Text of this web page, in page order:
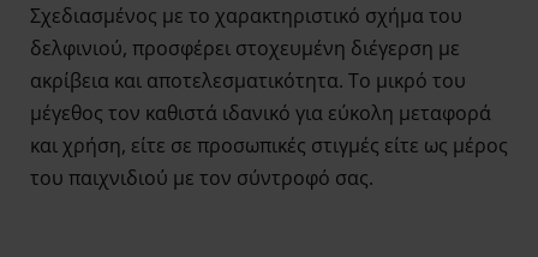
Σχεδιασμένος με το χαρακτηριστικό σχήμα του
δελφινιού, προσφέρει στοχευμένη διέγερση με
ακρίβεια και αποτελεσματικότητα. Το μικρό του
μέγεθος τον καθιστά ιδανικό για εύκολη μεταφορά
και χρήση, είτε σε προσωπικές στιγμές είτε ως μέρος
του παιχνιδιού με τον σύντροφό σας.